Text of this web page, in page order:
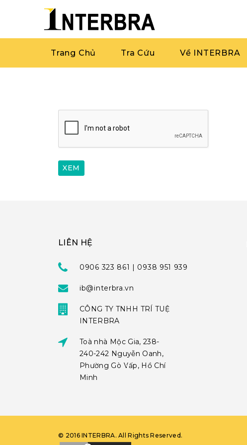
Trang Chủ Tra Cứu Về INTERBRA
LIÊN HỆ
0906 323 861 | 0938 951 939
ib@interbra.vn
CÔNG TY TNHH TRÍ TUỆ
INTERBRA
Toà nhà Mộc Gia, 238-
240-242 Nguyễn Oanh,
Phường Gò Vấp, Hồ Chí
Minh
© 2016 INTERBRA. All Rights Reserved.